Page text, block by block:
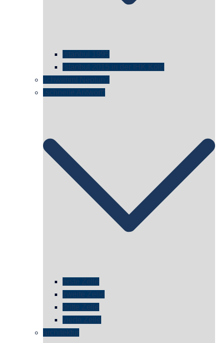
istanbul 1995
Istanbul 2015 in der IHK Köln
schwimmt Neptun?
„schnelle Antwort“
erste Zelle
zweite Zelle
dritte Zelle
vierte Zelle
architektur